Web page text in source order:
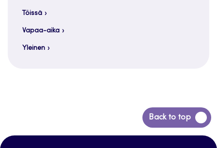
Töissä
Vapaa-aika
Yleinen
Back to top
Siirry
takaisin